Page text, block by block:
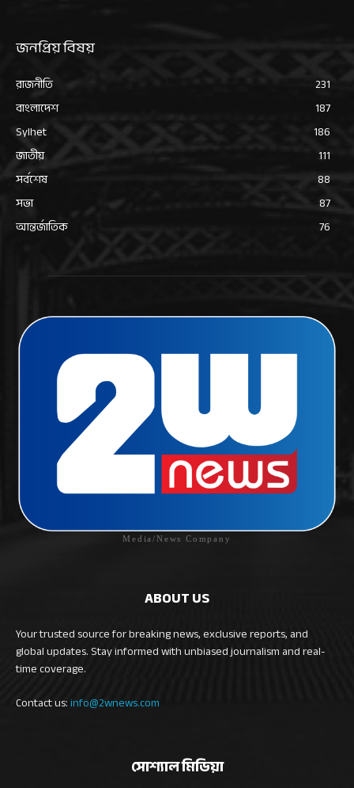
জনপ্রিয় বিষয়
রাজনীতি
231
বাংলাদেশ
187
Sylhet
186
জাতীয়
111
সর্বশেষ
88
সভা
87
আন্তর্জাতিক
76
Media/News Company
ABOUT US
Your trusted source for breaking news, exclusive reports, and
global updates. Stay informed with unbiased journalism and real-
time coverage.
Contact us:info@2wnews.com
সোশ্যাল মিডিয়া